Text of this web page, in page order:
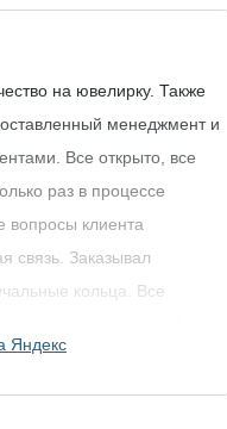
на ювелирку. Также
менеджмент и
Все открыто, все
раз в процессе
вопросы клиента
связь. Заказывал
кольца. Все
Яндекс